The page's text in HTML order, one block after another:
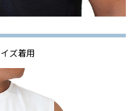
ズ着用